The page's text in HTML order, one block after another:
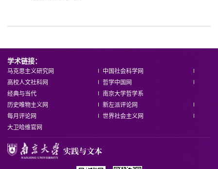
学术链接：
马克思主义研究网
中国社会科学网
高校人文社科网
哲学中国网
经典与当代
南京大学哲学系
历史唯物主义网
新左派评论网
每月评论网
世界社会主义网
大卫哈维官网